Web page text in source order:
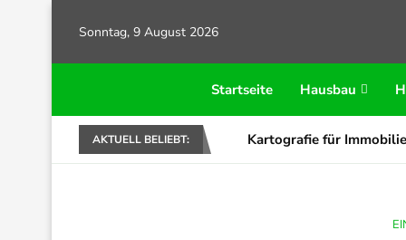
Sonntag, 9 August 2026
Startseite Hausbau
AKTUELL BELIEBT: Kartografie für